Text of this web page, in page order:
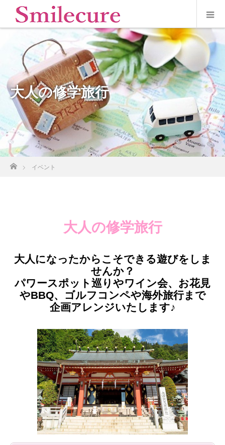
大人の修学旅行
イベント
大人の修学旅行
大人になったからこそできる遊びをしま
せんか？
パワースポット巡りやワイン会、お花見
やBBQ、ゴルフコンペや海外旅行まで
企画アレンジいたします♪